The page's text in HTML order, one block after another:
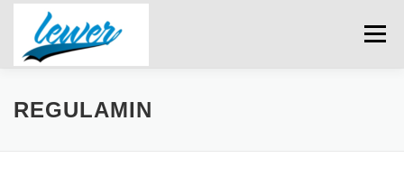
Przejdź
Menu
O NAS SKLEP INTERNETOWY
REGULAMIN